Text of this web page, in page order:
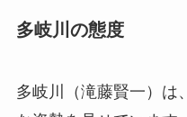
多岐川の態度
多岐川（滝藤賢一）は